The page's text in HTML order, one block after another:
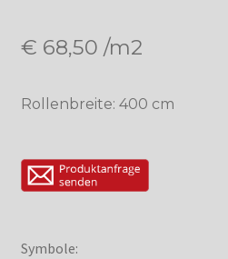
€ 68,50 /m2
Rollenbreite: 400 cm
Symbole: